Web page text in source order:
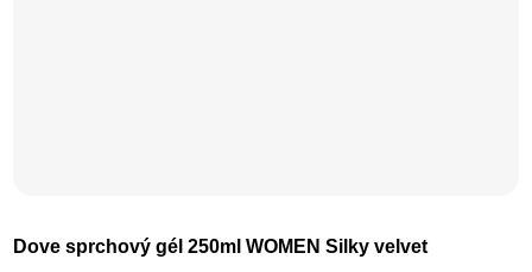
Dove sprchový gél 250ml WOMEN Silky velvet